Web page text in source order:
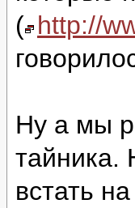
( http://
Ну а мы
тайника.
встать